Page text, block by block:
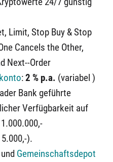
Limit, Stop Buy & Stop
Cancels the Other,
Next--Order
:2 % p.a. (variabel )
Bank geführte
Verfügbarkeit auf
).
und Gemeinschaftsdepot